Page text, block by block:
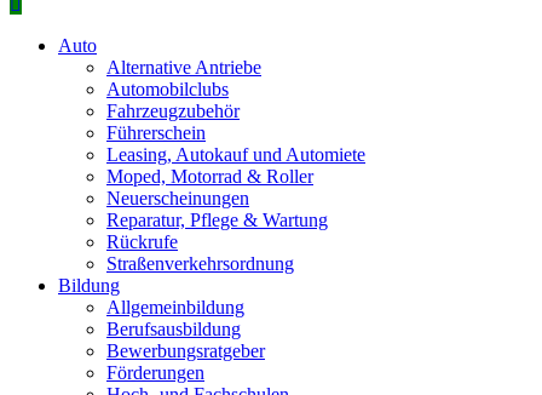
Auto
Alternative Antriebe
Automobilclubs
Fahrzeugzubehör
Führerschein
Leasing, Autokauf und Automiete
Moped, Motorrad & Roller
Neuerscheinungen
Reparatur, Pflege & Wartung
Rückrufe
Straßenverkehrsordnung
Bildung
Allgemeinbildung
Berufsausbildung
Bewerbungsratgeber
Förderungen